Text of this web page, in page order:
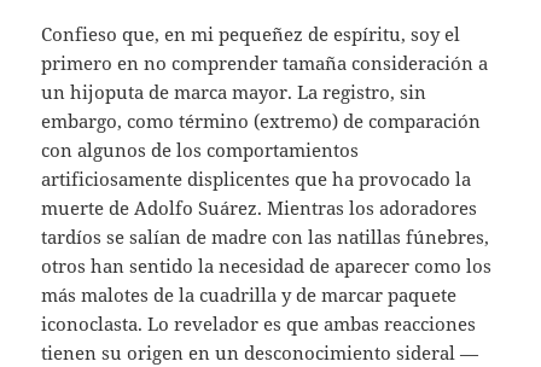
Confieso que, en mi pequeñez de espíritu, soy el
primero en no comprender tamaña consideración a
un hijoputa de marca mayor. La registro, sin
embargo, como término (extremo) de comparación
con algunos de los comportamientos
artificiosamente displicentes que ha provocado la
muerte de Adolfo Suárez. Mientras los adoradores
tardíos se salían de madre con las natillas fúnebres,
otros han sentido la necesidad de aparecer como los
más malotes de la cuadrilla y de marcar paquete
iconoclasta. Lo revelador es que ambas reacciones
tienen su origen en un desconocimiento sideral —